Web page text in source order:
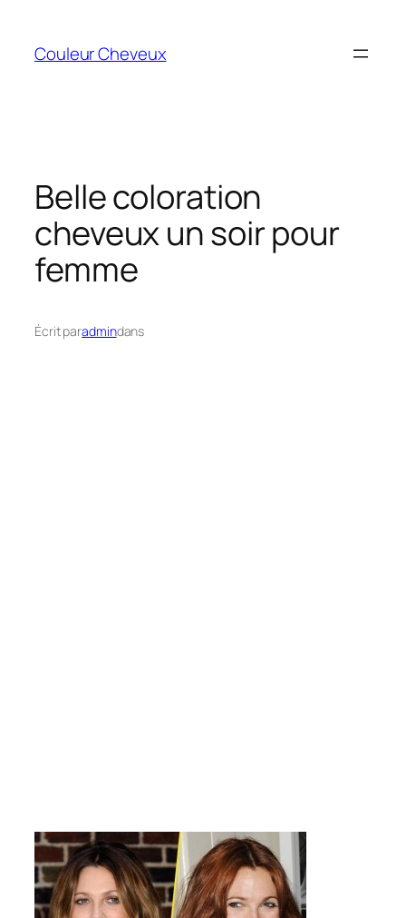
contenu
Couleur Cheveux
Belle coloration
cheveux un soir pour
femme
Écrit paradmindans